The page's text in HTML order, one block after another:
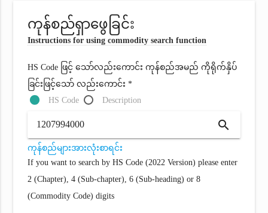
ကုန်စည်ရှာဖွေခြင်း
Instructions for using commodity search function
HS Code ဖြင့် သော်လည်းကောင်း ကုန်စည်အမည် ကိုရိုက်နှိပ်
ခြင်းဖြင့်သော် လည်းကောင်း *
HS Code
Description
search
ကုန်စည်များအားလုံးစာရင်း
If you want to search by HS Code (2022 Version) please enter
2 (Chapter), 4 (Sub-chapter), 6 (Sub-heading) or 8
(Commodity Code) digits